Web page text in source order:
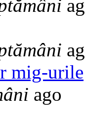
mig-urile
ago